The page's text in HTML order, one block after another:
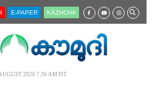
E-PAPER KĀZHCHA
2026 7.26 AM IST